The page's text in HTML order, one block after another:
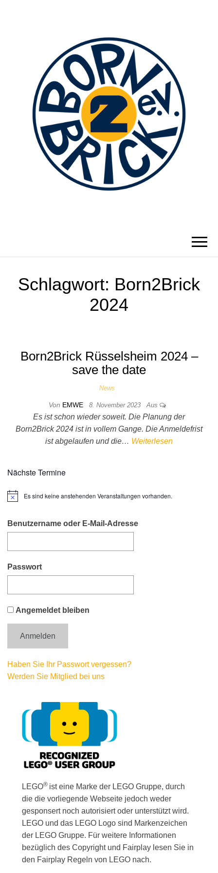
E.V.
Schlagwort: Born2Brick
2024
Born2Brick Rüsselsheim 2024 –
save the date
News
Von EMWE 8. November 2023 Aus
Es ist schon wieder soweit. Die Planung der
Born2Brick 2024 ist in vollem Gange. Die Anmeldefrist
ist abgelaufen und die… Weiterlesen
Nächste Termine
H
w
e
Es sind keine anstehenden Veranstaltungen vorhanden.
Benutzername oder E-Mail-Adresse
Passwort
Angemeldet bleiben
Haben Sie Ihr Passwort vergessen?
Werden Sie Mitglied bei uns
LEGO® ist eine Marke der LEGO Gruppe, durch
die die vorliegende Webseite jedoch weder
gesponsert noch autorisiert oder unterstützt wird.
LEGO und das LEGO Logo sind Markenzeichen
der LEGO Gruppe. Für weitere Informationen
bezüglich des Copyright und Fairplay lesen Sie in
den Fairplay Regeln von LEGO nach.